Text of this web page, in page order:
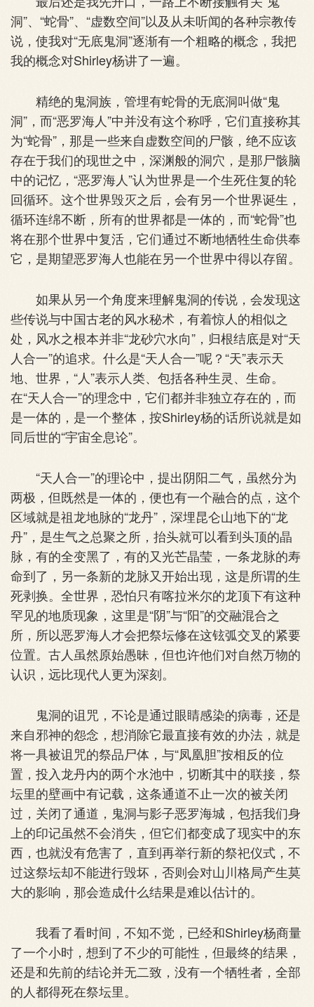
洞”、“蛇骨”、“虚数空间”以及从未听闻的各种宗教传
说，使我对“无底鬼洞”逐渐有一个粗略的概念，我把
我的概念对Shirley杨讲了一遍。
精绝的鬼洞族，管埋有蛇骨的无底洞叫做“鬼
洞”，而“恶罗海人”中并没有这个称呼，它们直接称其
为“蛇骨”，那是一些来自虚数空间的尸骸，绝不应该
存在于我们的现世之中，深渊般的洞穴，是那尸骸脑
中的记忆，“恶罗海人”认为世界是一个生死住复的轮
回循环。这个世界毁灭之后，会有另一个世界诞生，
循环连绵不断，所有的世界都是一体的，而“蛇骨”也
将在那个世界中复活，它们通过不断地牺牲生命供奉
它，是期望恶罗海人也能在另一个世界中得以存留。
如果从另一个角度来理解鬼洞的传说，会发现这
些传说与中国古老的风水秘术，有着惊人的相似之
处，风水之根本并非“龙砂穴水向”，归根结底是对“天
人合一”的追求。什么是“天人合一”呢？“天”表示天
地、世界，“人”表示人类、包括各种生灵、生命。
在“天人合一”的理念中，它们都并非独立存在的，而
是一体的，是一个整体，按Shirley杨的话所说就是如
同后世的“宇宙全息论”。
“天人合一”的理论中，提出阴阳二气，虽然分为
两极，但既然是一体的，便也有一个融合的点，这个
区域就是祖龙地脉的“龙丹”，深埋昆仑山地下的“龙
丹”，是生气之总聚之所，抬头就可以看到头顶的晶
脉，有的全变黑了，有的又光芒晶莹，一条龙脉的寿
命到了，另一条新的龙脉又开始出现，这是所谓的生
死剥换。全世界，恐怕只有喀拉米尔的龙顶下有这种
罕见的地质现象，这里是“阴”与“阳”的交融混合之
所，所以恶罗海人才会把祭坛修在这铉弧交叉的紧要
位置。古人虽然原始愚昧，但也许他们对自然万物的
认识，远比现代人更为深刻。
鬼洞的诅咒，不论是通过眼睛感染的病毒，还是
来自邪神的怨念，想消除它最直接有效的办法，就是
将一具被诅咒的祭品尸体，与“凤凰胆”按相反的位
置，投入龙丹内的两个水池中，切断其中的联接，祭
坛里的壁画中有记载，这条通道不止一次的被关闭
过，关闭了通道，鬼洞与影子恶罗海城，包括我们身
上的印记虽然不会消失，但它们都变成了现实中的东
西，也就没有危害了，直到再举行新的祭祀仪式，不
过这祭坛却不能进行毁坏，否则会对山川格局产生莫
大的影响，那会造成什么结果是难以估计的。
我看了看时间，不知不觉，已经和Shirley杨商量
了一个小时，想到了不少的可能性，但最终的结果，
还是和先前的结论并无二致，没有一个牺牲者，全部
的人都得死在祭坛里。